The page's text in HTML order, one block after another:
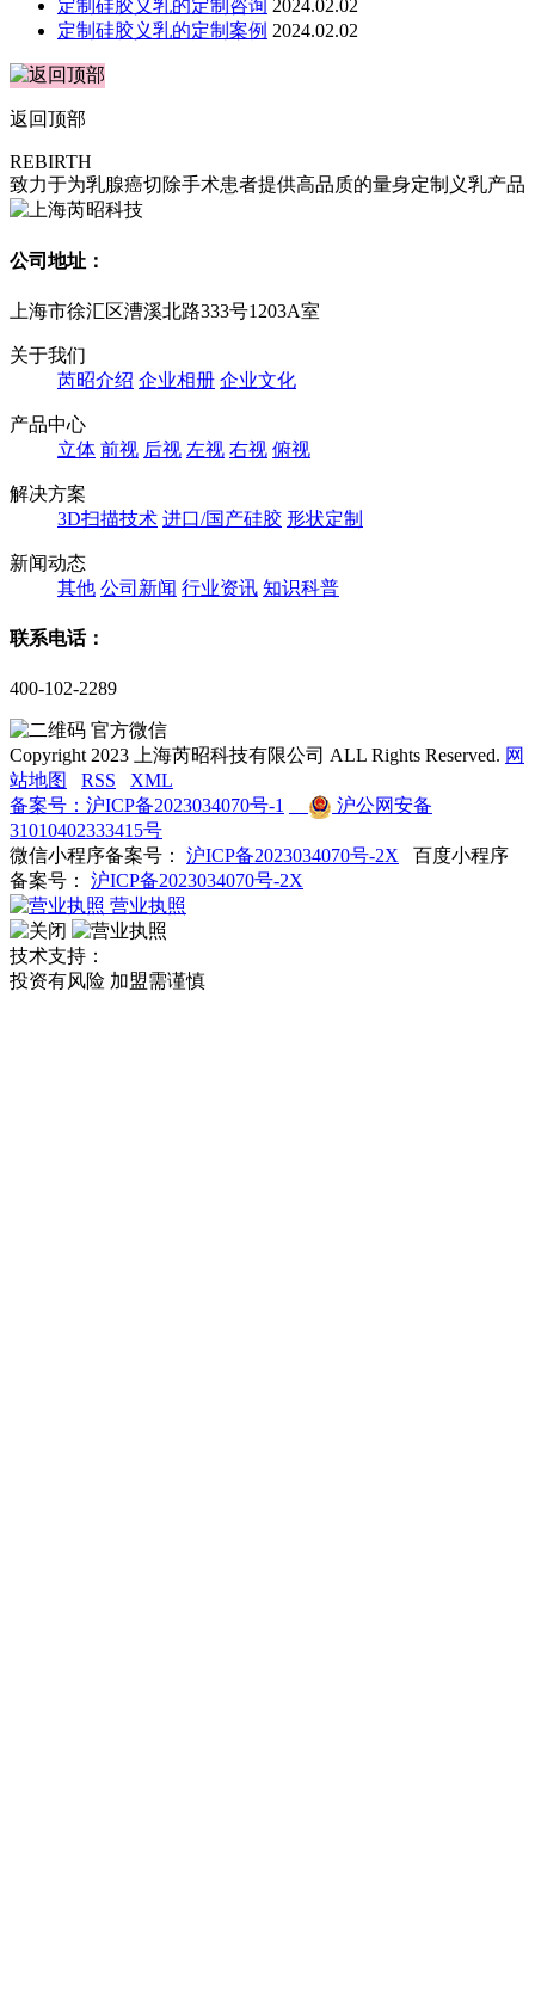
定制硅胶义乳的定制咨询 2024.02.02
定制硅胶义乳的定制案例 2024.02.02
返回顶部
REBIRTH
致力于为乳腺癌切除手术患者提供高品质的量身定制义乳产品
公司地址：
上海市徐汇区漕溪北路333号1203A室
关于我们
芮昭介绍 企业相册 企业文化
产品中心
立体 前视 后视 左视 右视 俯视
解决方案
3D扫描技术 进口/国产硅胶 形状定制
新闻动态
其他 公司新闻 行业资讯 知识科普
联系电话：
400-102-2289
官方微信
Copyright 2023 上海芮昭科技有限公司 ALL Rights Reserved. 网
站地图
RSS
XML
备案号：沪ICP备2023034070号-1
沪公网安备
31010402333415号
微信小程序备案号： 沪ICP备2023034070号-2X 百度小程序
备案号： 沪ICP备2023034070号-2X
营业执照
技术支持：
投资有风险 加盟需谨慎